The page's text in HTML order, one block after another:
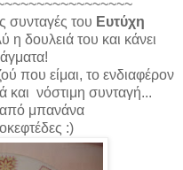
συνταγές του Ευτύχη
δουλειά του και κάνει
που είμαι, το ενδιαφέρον
και νόστιμη συνταγή...
από μπανάνα
:)